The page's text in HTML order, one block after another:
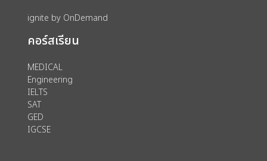
ignite by OnDemand
คอร์สเรียน
MEDICAL
Engineering
IELTS
SAT
GED
IGCSE